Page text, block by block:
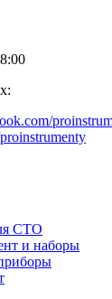
СТО
и наборы